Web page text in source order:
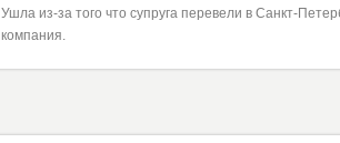
Ушла из-за того что супруга перевели в Санкт-
компания.